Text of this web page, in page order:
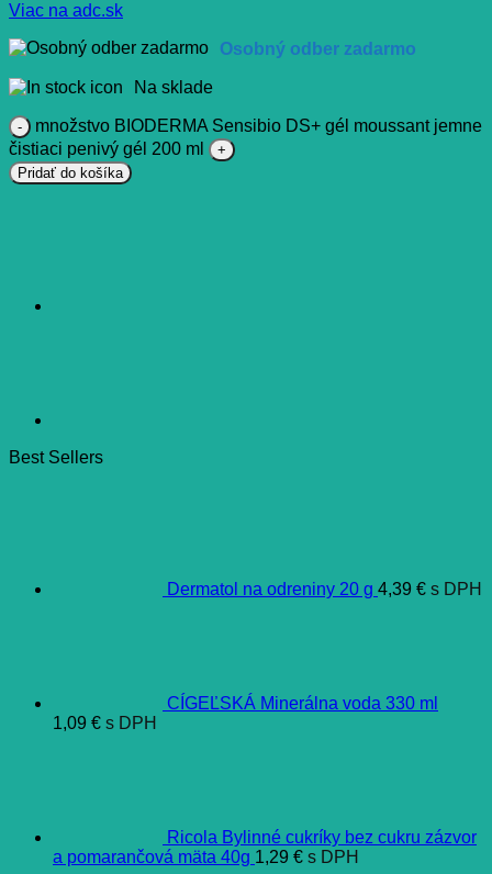
Viac na adc.sk
Osobný odber zadarmo
Na sklade
množstvo BIODERMA Sensibio DS+ gél moussant jemne
čistiaci penivý gél 200 ml
Pridať do košíka
Best Sellers
Dermatol na odreniny 20 g 4,39 € s DPH
CÍGEĽSKÁ Minerálna voda 330 ml
1,09 € s DPH
Ricola Bylinné cukríky bez cukru zázvor
a pomarančová mäta 40g 1,29 € s DPH